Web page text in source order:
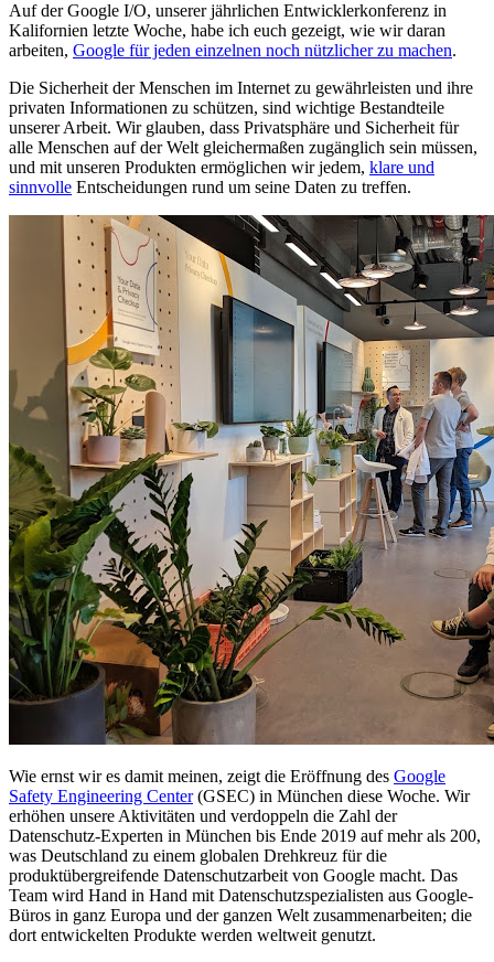
Auf der Google I/O, unserer jährlichen Entwicklerkonferenz in
Kalifornien letzte Woche, habe ich euch gezeigt, wie wir daran
arbeiten, Google für jeden einzelnen noch nützlicher zu machen.
Die Sicherheit der Menschen im Internet zu gewährleisten und ihre
privaten Informationen zu schützen, sind wichtige Bestandteile
unserer Arbeit. Wir glauben, dass Privatsphäre und Sicherheit für
alle Menschen auf der Welt gleichermaßen zugänglich sein müssen,
und mit unseren Produkten ermöglichen wir jedem, klare und
sinnvolle Entscheidungen rund um seine Daten zu treffen.
Wie ernst wir es damit meinen, zeigt die Eröffnung des Google
Safety Engineering Center(GSEC) in München diese Woche. Wir
erhöhen unsere Aktivitäten und verdoppeln die Zahl der
Datenschutz-Experten in München bis Ende 2019 auf mehr als 200,
was Deutschland zu einem globalen Drehkreuz für die
produktübergreifende Datenschutzarbeit von Google macht. Das
Team wird Hand in Hand mit Datenschutzspezialisten aus Google-
Büros in ganz Europa und der ganzen Welt zusammenarbeiten; die
dort entwickelten Produkte werden weltweit genutzt.